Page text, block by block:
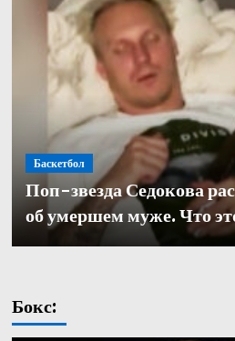
Баскетбол
Поп-звезда Седокова
об умершем муже. Что
Баскетбол
Александр Церковный
генерального директора
Баскетбол
Кулагин — о переходе в
работать с одними из лучших
света. Иванович не
Бокс: